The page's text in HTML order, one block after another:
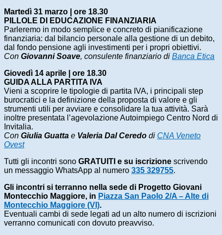
Martedì 31 marzo | ore 18.30
PILLOLE DI EDUCAZIONE FINANZIARIA
Parleremo in modo semplice e concreto di pianificazione
finanziaria: dal bilancio personale alla gestione di un debito,
dal fondo pensione agli investimenti per i propri obiettivi.
Con Giovanni Soave, consulente finanziario di Banca Etica
Giovedì 14 aprile | ore 18.30
GUIDA ALLA PARTITA IVA
Vieni a scoprire le tipologie di partita IVA, i principali step
burocratici e la definizione della proposta di valore e gli
strumenti utili per avviare e consolidare la tua attività. Sarà
inoltre presentata l’agevolazione Autoimpiego Centro Nord di
Invitalia.
Con Giulia Guatta e Valeria Dal Ceredo di CNA Veneto
Ovest
Tutti gli incontri sono GRATUITI e su iscrizione scrivendo
un messaggio WhatsApp al numero 335 329755.
Gli incontri si terranno nella sede di Progetto Giovani
Montecchio Maggiore, in Piazza San Paolo 2/A – Alte di
Montecchio Maggiore (VI).
Eventuali cambi di sede legati ad un alto numero di iscrizioni
verranno comunicati con dovuto preavviso.